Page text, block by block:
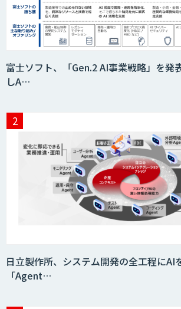
DHK CANVAS
ション
Datatang AIデータ処
ムサービス
富士ソフト、「Gen.2 AI事業戦略」を発
しA…
日立製作所、システム開発の全工程にAI
「Agent…